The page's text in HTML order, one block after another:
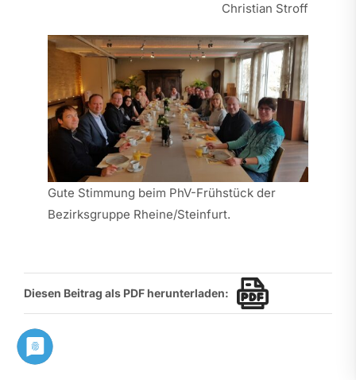
Christian Stroff
Gute Stimmung beim PhV-Frühstück der
Bezirksgruppe Rheine/Steinfurt.
Diesen Beitrag als PDF herunterladen: